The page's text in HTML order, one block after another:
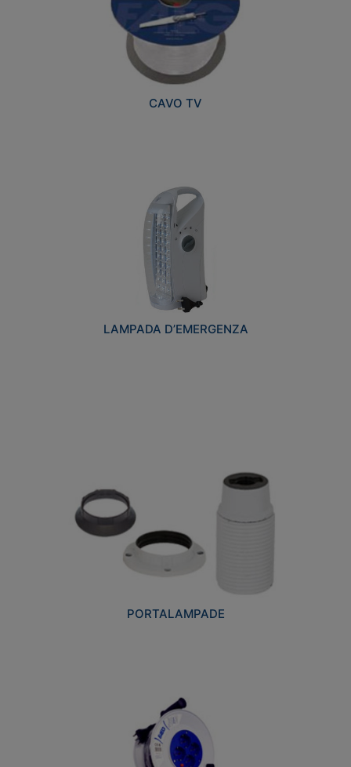
CAVO TV
LAMPADA D’EMERGENZA
PORTALAMPADE